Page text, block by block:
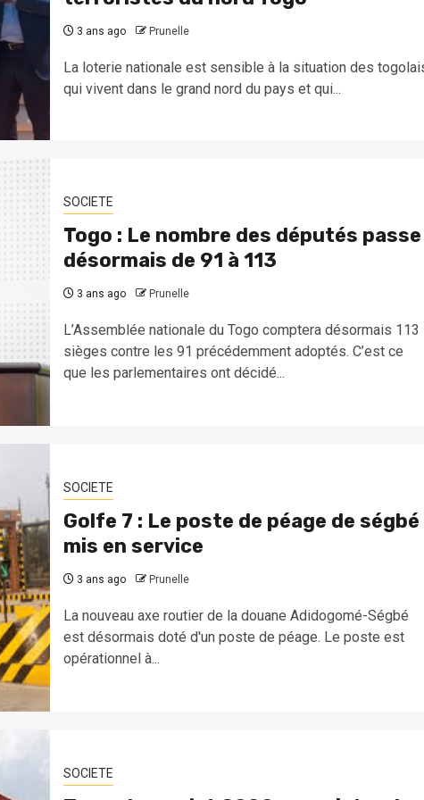
3 ans ago Prunelle
La loterie nationale est sensible à la situation des
qui vivent dans le grand nord du pays et qui...
SOCIETE
Togo : Le nombre des députés passe
désormais de 91 à 113
3 ans ago Prunelle
L’Assemblée nationale du Togo comptera désormais 113
sièges contre les 91 précédemment adoptés. C’est ce
que les parlementaires ont décidé...
SOCIETE
Golfe 7 : Le poste de péage de ségbé
mis en service
3 ans ago Prunelle
La nouveau axe routier de la douane Adidogomé-Ségbé
est désormais doté d'un poste de péage. Le poste est
opérationnel à...
SOCIETE